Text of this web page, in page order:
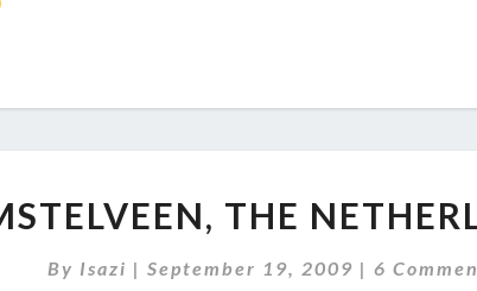
THE
THE
By Isazi | September 19, 2009 | Comments
6